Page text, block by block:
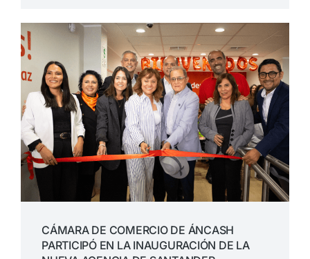
CÁMARA DE COMERCIO DE ÁNCASH
PARTICIPÓ EN LA INAUGURACIÓN DE LA